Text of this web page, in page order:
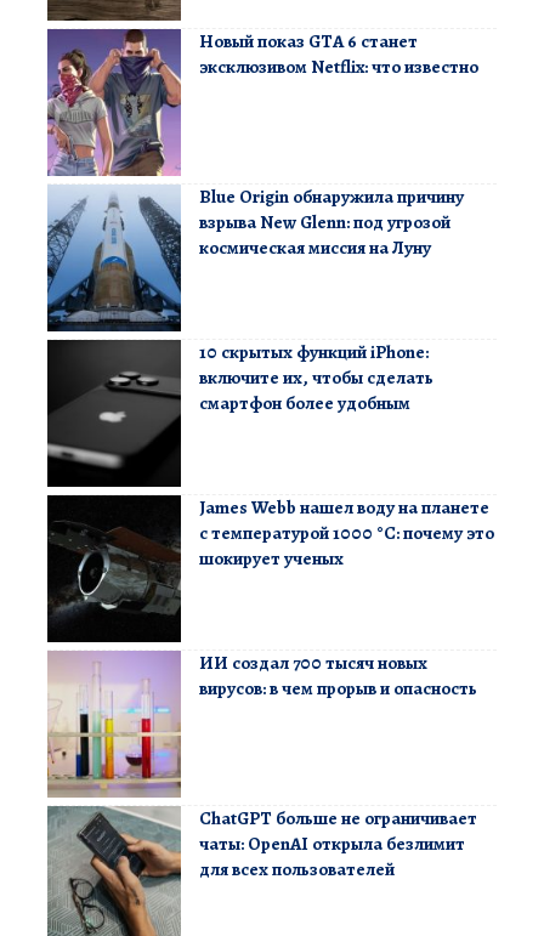
Новый показ GTA 6 станет
эксклюзивом Netflix: что известно
Blue Origin обнаружила причину
взрыва New Glenn: под угрозой
космическая миссия на Луну
10 скрытых функций iPhone:
включите их, чтобы сделать
смартфон более удобным
James Webb нашел воду на планете
с температурой 1000 °C: почему это
шокирует ученых
ИИ создал 700 тысяч новых
вирусов: в чем прорыв и опасность
ChatGPT больше не ограничивает
чаты: OpenAI открыла безлимит
для всех пользователей